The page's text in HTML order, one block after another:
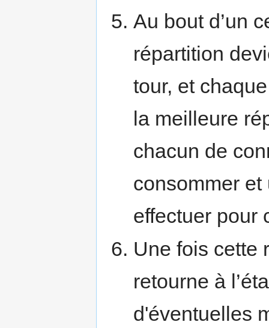
Au bout d’un
répartition
tour, et
la meilleure
chacun de
consommer
effectuer pour
Une fois cette
retourne à
d'éventuelles